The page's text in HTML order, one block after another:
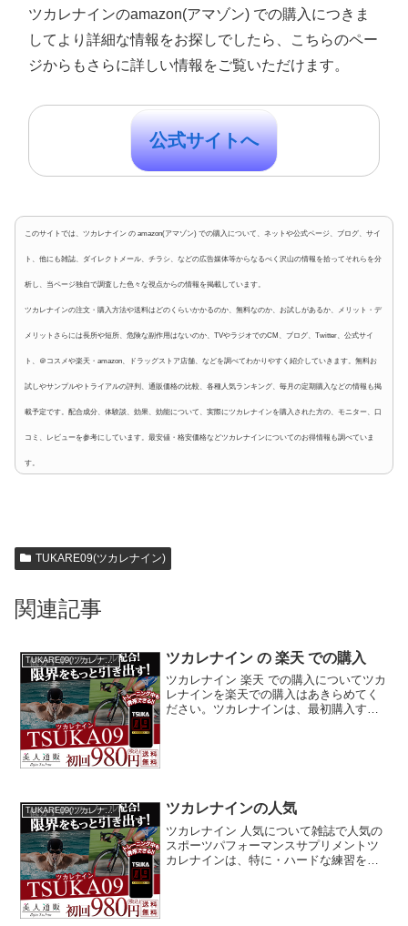
ツカレナインのamazon(アマゾン) での購入につきま
してより詳細な情報をお探しでしたら、こちらのペー
ジからもさらに詳しい情報をご覧いただけます。
公式サイトへ
このサイトでは、ツカレナイン の amazon(アマゾン) での購入について、ネットや公式ページ、ブログ、サイ
ト、他にも雑誌、ダイレクトメール、チラシ、などの広告媒体等からなるべく沢山の情報を拾ってそれらを分
析し、当ページ独自で調査した色々な視点からの情報を掲載しています。
ツカレナインの注文・購入方法や送料はどのくらいかかるのか、無料なのか、お試しがあるか、メリット・デ
メリットさらには長所や短所、危険な副作用はないのか、TVやラジオでのCM、ブログ、Twitter、公式サイ
ト、＠コスメや楽天・amazon、ドラッグストア店舗、などを調べてわかりやすく紹介していきます。無料お
試しやサンプルやトライアルの評判、通販価格の比較、各種人気ランキング、毎月の定期購入などの情報も掲
載予定です。配合成分、体験談、効果、効能について、実際にツカレナインを購入された方の、モニター、口
コミ、レビューを参考にしています。最安値・格安価格などツカレナインについてのお得情報も調べていま
す。
TUKARE09(ツカレナイン)
関連記事
TUKARE09(ツカレナイン) ツカレナイン の 楽天 での購入
ツカレナイン 楽天 での購入についてツカ
レナインを楽天での購入はあきらめてく
ださい。ツカレナインは、最初購入する
TUKARE09(ツカレナイン) ツカレナインの人気
ツカレナイン 人気について雑誌で人気の
スポーツパフォーマンスサプリメントツ
カレナインは、特に・ハードな練習をす